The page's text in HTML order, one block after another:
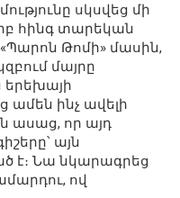
սկսվեց մի
հինգ տարեկան
Թոմի» մասին,
մայրը
ամեն ինչ ավելի
ասաց, որ այդ
այն
է։ Նա նկարագրեց
ով